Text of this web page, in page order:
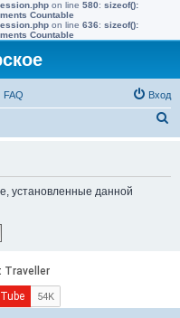
on line 580: sizeof():
Countable
on line 636: sizeof():
Countable
FAQ Вход
установленные данной